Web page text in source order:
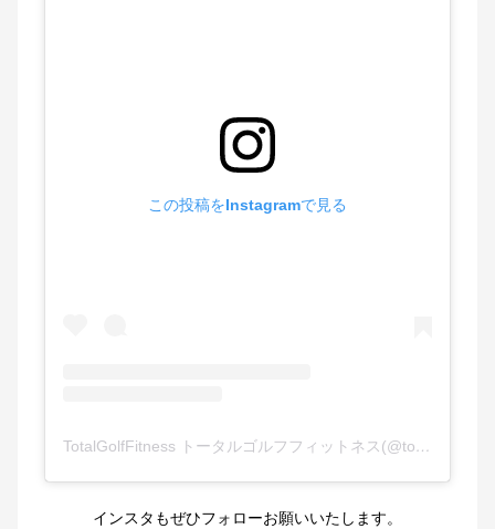
この投稿をInstagramで見る
TotalGolfFitness トータルゴルフフィットネス(@total_golf_fitness)がシェアした投稿
インスタもぜひフォローお願いいたします。